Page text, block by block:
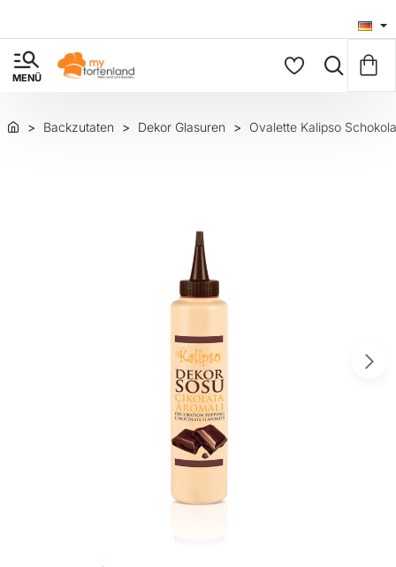
Backzutaten Dekor Glasuren Ovalette Kalipso